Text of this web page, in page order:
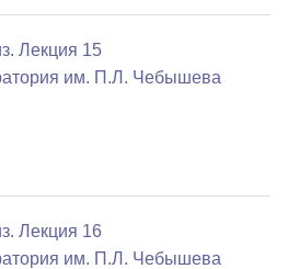
Лекция 15
им. П.Л. Чебышева
Лекция 16
им. П.Л. Чебышева